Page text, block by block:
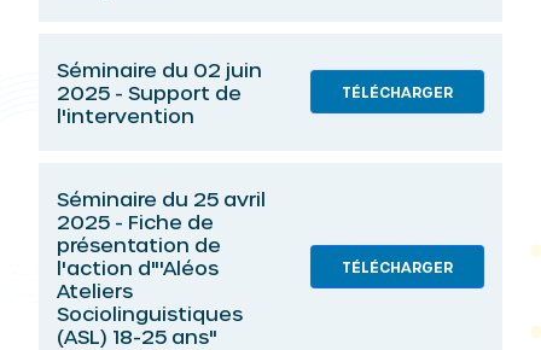
Séminaire du 02 juin
2025 - Support de
l'intervention
TÉLÉCHARGER
Séminaire du 25 avril
2025 - Fiche de
présentation de
l'action d"'Aléos
Ateliers
Sociolinguistiques
(ASL) 18-25 ans"
TÉLÉCHARGER